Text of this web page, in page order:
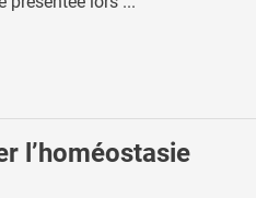
l’homéostasie